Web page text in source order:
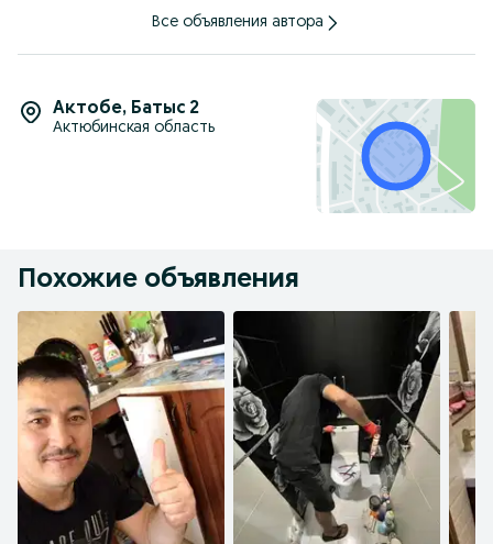
Все объявления автора
Актобе, Батыс 2
Актюбинская область
Похожие объявления